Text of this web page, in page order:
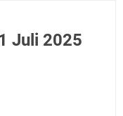
Juli 2025